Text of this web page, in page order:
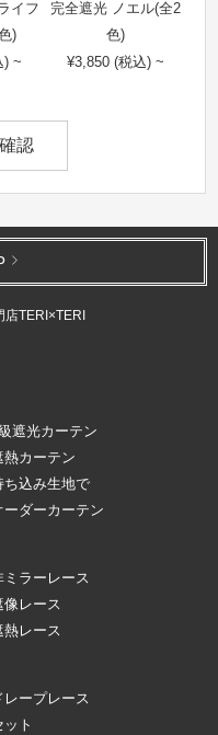
イフ
)
) ~
完全遮光 ノエル(全2
色)
¥3,850 (税込) ~
認
TERI×TERI
遮光カーテン
熱カーテン
ち込み生地で
ーダーカーテン
ミラーレース
像レース
熱レース
レープレース
ット